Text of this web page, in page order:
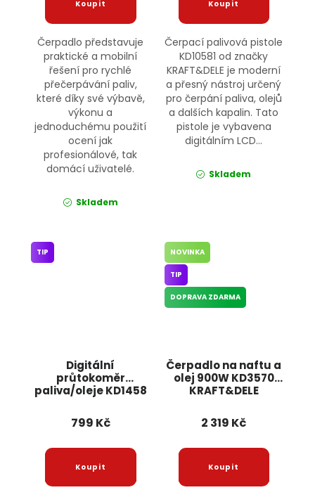
Čerpadlo představuje
praktické a mobilní
řešení pro rychlé
přečerpávání paliv,
které díky své výbavě,
výkonu a
jednoduchému použití
ocení jak
profesionálové, tak
domácí uživatelé.
Skladem
Čerpací palivová pistole
KD10581 od značky
KRAFT&DELE je moderní
a přesný nástroj určený
pro čerpání paliva, olejů
a dalších kapalin. Tato
pistole je vybavena
digitálním LCD...
Skladem
Digitální
průtokoměr
paliva/oleje KD1458
TIP
799 Kč
Čerpadlo na naftu a
olej 900W KD3570
KRAFT&DELE
NOVINKA
TIP
DOPRAVA ZDARMA
2 319 Kč